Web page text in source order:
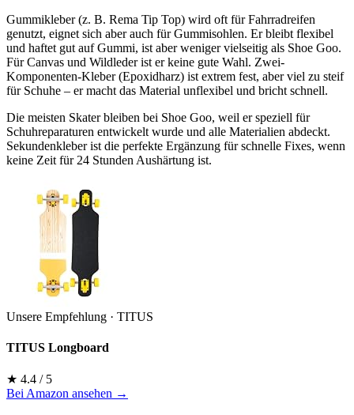
Gummikleber (z. B. Rema Tip Top) wird oft für Fahrradreifen
genutzt, eignet sich aber auch für Gummisohlen. Er bleibt flexibel
und haftet gut auf Gummi, ist aber weniger vielseitig als Shoe Goo.
Für Canvas und Wildleder ist er keine gute Wahl. Zwei-
Komponenten-Kleber (Epoxidharz) ist extrem fest, aber viel zu steif
für Schuhe – er macht das Material unflexibel und bricht schnell.
Die meisten Skater bleiben bei Shoe Goo, weil er speziell für
Schuhreparaturen entwickelt wurde und alle Materialien abdeckt.
Sekundenkleber ist die perfekte Ergänzung für schnelle Fixes, wenn
keine Zeit für 24 Stunden Aushärtung ist.
Unsere Empfehlung · TITUS
TITUS Longboard
★ 4.4 / 5
Bei Amazon ansehen →